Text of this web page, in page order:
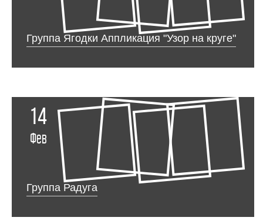
Группа Ягодки Аппликация "Узор на круге"
14
Фев
Группа Радуга